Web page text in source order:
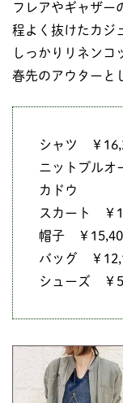
フレアやギャザー
程よく抜けたカジ
しっかりリネンコ
春先のアウターと
シャツ ￥
ニットプル
カドウ
スカート ￥
帽子 ￥
バッグ ￥
シューズ ￥